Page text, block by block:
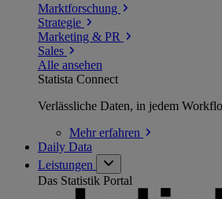
Marktforschung
Strategie
Marketing & PR
Sales
Alle ansehen
Statista Connect
Verlässliche Daten, in jedem
Mehrerfahren
Daily Data
Leistungen
Das Statistik Portal